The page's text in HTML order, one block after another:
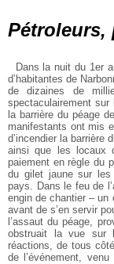
Pétroleurs,
Dans la nuit du 1er
d’habitantes de
de dizaines de
spectaculairement
la barrière du péage
manifestants ont mis
d’incendier la barrière
ainsi que les locaux
paiement en règle du
du gilet jaune sur
pays. Dans le feu de
engin de chantier – un
avant de s’en servir
l’assaut du péage,
obstruait la vue sur
réactions, de tous
de l’événement,